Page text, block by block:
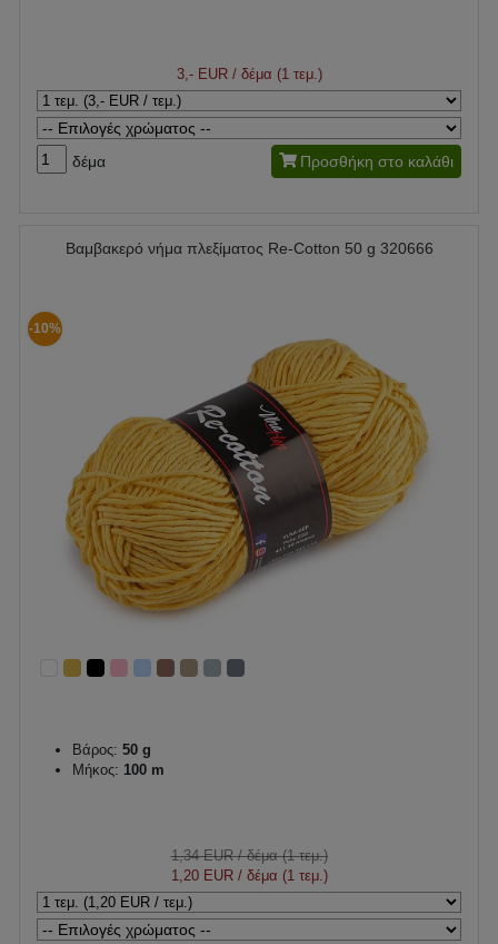
3,- EUR/ δέμα (1 τεμ.)
δέμα Προσθήκη στο καλάθι
Βαμβακερό νήμα πλεξίματος Re-Cotton 50 g 320666
-10%
Βάρος: 50 g
Μήκος: 100 m
1,34 EUR/ δέμα (1 τεμ.)
1,20 EUR/ δέμα (1 τεμ.)